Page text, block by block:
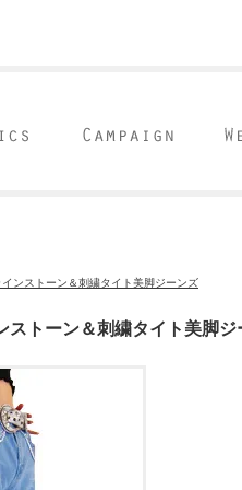
ンストーン＆刺繍タイト美脚ジーンズ
トーン＆刺繍タイト美脚ジ